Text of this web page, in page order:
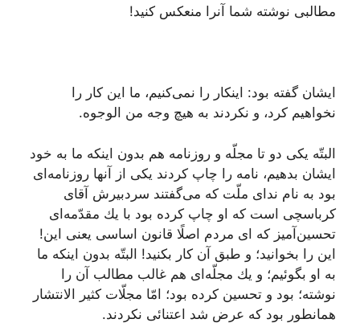
مطالبى نوشته شما آنرا منعكس كنید!
ایشان گفته بود: اینكار را نمى‌كنیم، ما این كار را
نخواهیم كرد، و نكردند به هیچ وجه من الوجوه.
البتّه یكى دو تا مجلّه و روزنامه هم بدون اینكه ما به خود
ایشان بدهیم، نامه را چاپ كردند یكى از آنها روزنامه‌اى
بود به نام نداى ملّت كه مى‌گفتند سردبیرش آقاى
كرباسچى است كه او چاپ كرده بود با یك مقدّمه‌اى
تحسین‌آمیز كه اى مردم اصلًا قانون اساسى یعنى این!
این را بخوانید؛ و طبق آن كار بكنید! البتّه بدون اینكه ما
به او بگوئیم؛ و یك مجلّه‌اى هم غالب مطالب آن را
نوشته؛ بود و تحسین كرده بود؛ امّا مجلّات كثیر الانتشار
همانطور بود كه عرض شد اعتنائى نكردند.